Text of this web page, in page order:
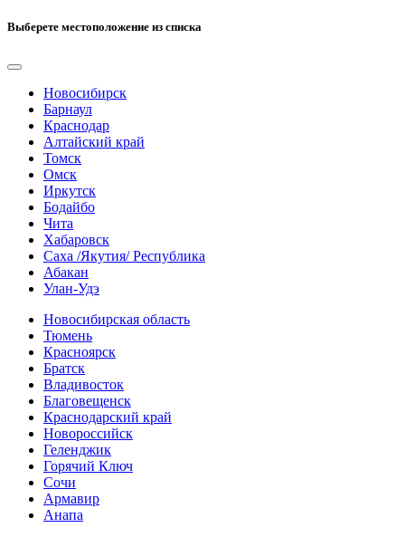
Выберете местоположение из списка
Новосибирск
Барнаул
Краснодар
Алтайский край
Томск
Омск
Иркутск
Бодайбо
Чита
Хабаровск
Саха /Якутия/ Республика
Абакан
Улан-Удэ
Новосибирская область
Тюмень
Красноярск
Братск
Владивосток
Благовещенск
Краснодарский край
Новороссийск
Геленджик
Горячий Ключ
Сочи
Армавир
Анапа